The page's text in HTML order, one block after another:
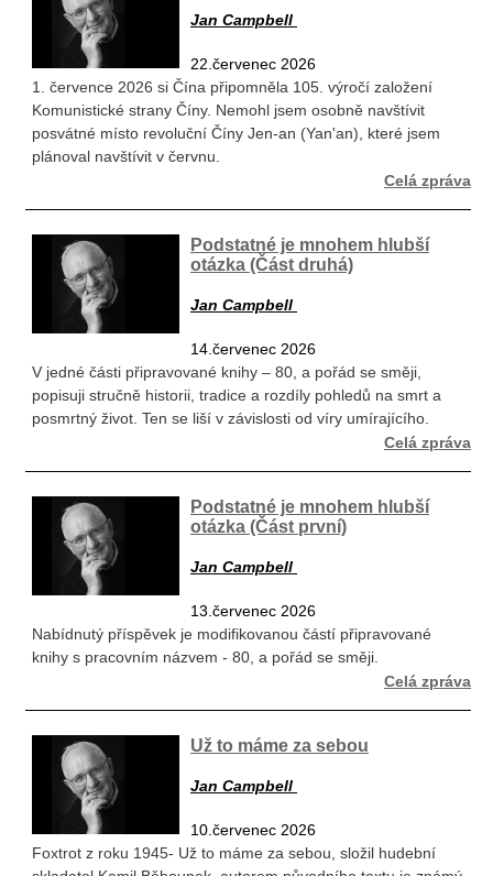
Jan Campbell
22.červenec 2026
1. července 2026 si Čína připomněla 105. výročí založení
Komunistické strany Číny. Nemohl jsem osobně navštívit
posvátné místo revoluční Číny Jen-an (Yan'an), které jsem
plánoval navštívit v červnu.
Celá zpráva
Podstatné je mnohem hlubší
otázka (Část druhá)
Jan Campbell
14.červenec 2026
V jedné části připravované knihy – 80, a pořád se směji,
popisuji stručně historii, tradice a rozdíly pohledů na smrt a
posmrtný život. Ten se liší v závislosti od víry umírajícího.
Celá zpráva
Podstatné je mnohem hlubší
otázka (Část první)
Jan Campbell
13.červenec 2026
Nabídnutý příspěvek je modifikovanou částí připravované
knihy s pracovním názvem - 80, a pořád se směji.
Celá zpráva
Už to máme za sebou
Jan Campbell
10.červenec 2026
Foxtrot z roku 1945- Už to máme za sebou, složil hudební